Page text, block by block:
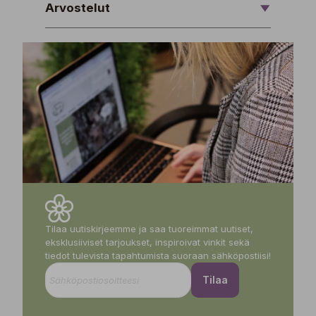
Arvostelut
Tilaa uutiskirjeemme ja saa tuoreimmat uutiset,
eksklusiiviset tarjoukset, inspiroivat vinkit sekä
tiedot tulevista tapahtumista suoraan sähköpostiisi!
Tilaa